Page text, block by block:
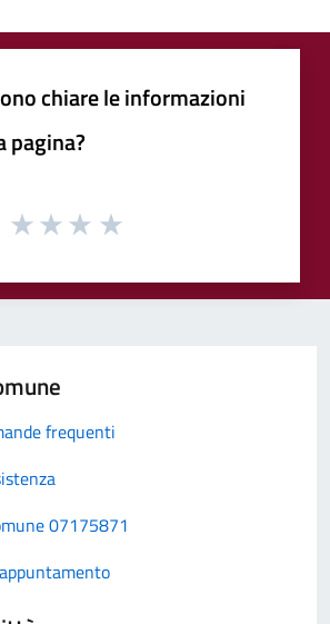
chiare le informazioni
pagina?
frequenti
07175871